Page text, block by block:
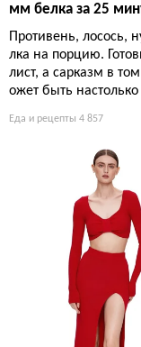
мм белка за 25
Противень, лосось,
лка на порцию.
лист, а сарказм в
ожет быть
Еда и рецепты 4 857